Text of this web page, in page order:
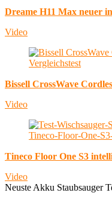
Dreame H11 Max neuer
Video
Bissell CrossWave
Video
Tineco Floor One S3
Video
Neuste Akku Staubsauger